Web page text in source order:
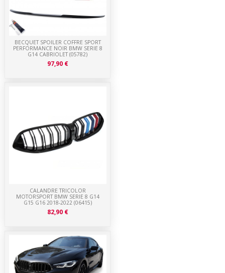
CALANDRE TRICOLOR
MOTORSPORT BMW SERIE 8 G14
G15 G16 2018-2022 (06415)
82,90 €
BECQUET SPOILER COFFRE SPORT
PERFORMANCE NOIR BMW SERIE 8
G14 CABRIOLET (05782)
97,90 €